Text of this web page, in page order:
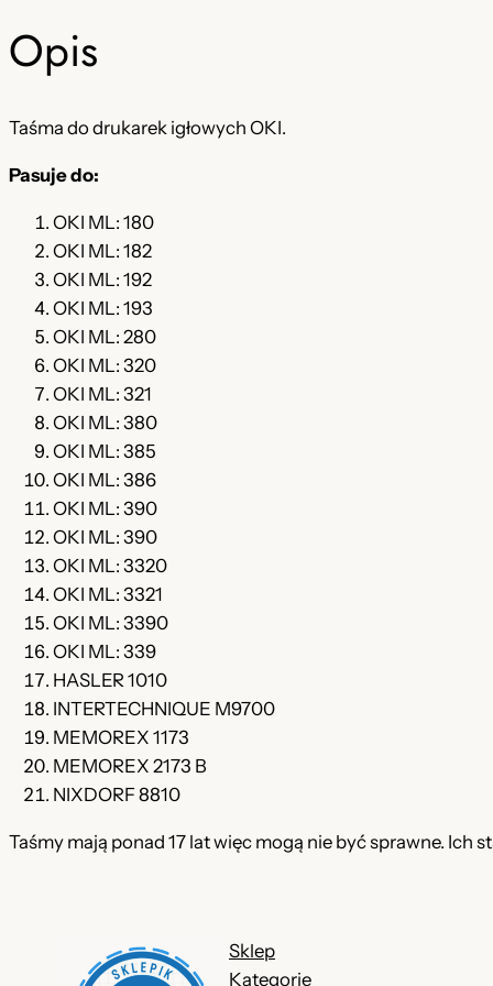
Opis
Taśma do drukarek igłowych OKI.
Pasuje do:
OKI ML: 180
OKI ML: 182
OKI ML: 192
OKI ML: 193
OKI ML: 280
OKI ML: 320
OKI ML: 321
OKI ML: 380
OKI ML: 385
OKI ML: 386
OKI ML: 390
OKI ML: 390
OKI ML: 3320
OKI ML: 3321
OKI ML: 3390
OKI ML: 339
HASLER 1010
INTERTECHNIQUE M9700
MEMOREX 1173
MEMOREX 2173 B
NIXDORF 8810
Taśmy mają ponad 17 lat więc mogą nie być sprawne. Ich
Sklep
Kategorie